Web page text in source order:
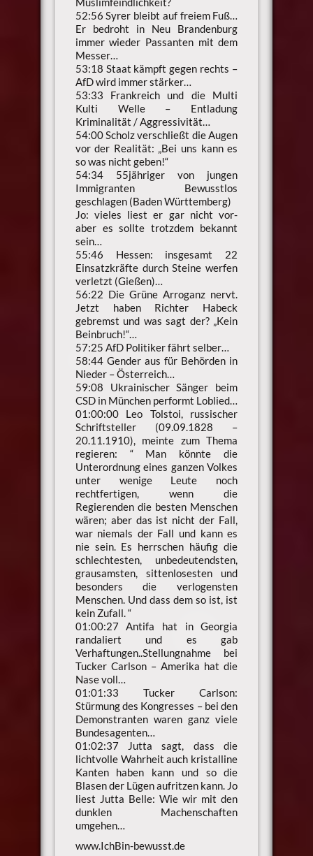
52:56 Syrer bleibt auf freiem Fuß…
Er bedroht in Neu Brandenburg
immer wieder Passanten mit dem
Messer…
53:18 Staat kämpft gegen rechts –
AfD wird immer stärker…
53:33 Frankreich und die Multi
Kulti Welle – Entladung
Kriminalität / Aggressivität…
54:00 Scholz verschließt die Augen
vor der Realität: „Bei uns kann es
so was nicht geben!“
54:34 55jähriger von jungen
Immigranten Bewusstlos
geschlagen (Baden Württemberg)
Jo: vieles liest er gar nicht vor-
aber es sollte trotzdem bekannt
sein…
55:46 Hessen: insgesamt 22
Einsatzkräfte durch Steine werfen
verletzt (Gießen)…
56:22 Die Grüne Arroganz nervt.
Jetzt haben Richter Habeck
gebremst und was sagt der? „Kein
Beinbruch!“…
57:25 AfD Politiker fährt selber…
58:44 Gender aus für Behörden in
Nieder – Österreich…
59:08 Ukrainischer Sänger beim
CSD in München performt Loblied…
01:00:00 Leo Tolstoi, russischer
Schriftsteller (09.09.1828 –
20.11.1910), meinte zum Thema
regieren: “ Man könnte die
Unterordnung eines ganzen Volkes
unter wenige Leute noch
rechtfertigen, wenn die
Regierenden die besten Menschen
wären; aber das ist nicht der Fall,
war niemals der Fall und kann es
nie sein. Es herrschen häufig die
schlechtesten, unbedeutendsten,
grausamsten, sittenlosesten und
besonders die verlogensten
Menschen. Und dass dem so ist, ist
kein Zufall. “
01:00:27 Antifa hat in Georgia
randaliert und es gab
Verhaftungen..Stellungnahme bei
Tucker Carlson – Amerika hat die
Nase voll…
01:01:33 Tucker Carlson:
Stürmung des Kongresses – bei den
Demonstranten waren ganz viele
Bundesagenten…
01:02:37 Jutta sagt, dass die
lichtvolle Wahrheit auch kristalline
Kanten haben kann und so die
Blasen der Lügen aufritzen kann. Jo
liest Jutta Belle: Wie wir mit den
dunklen Machenschaften
umgehen…
www.IchBin-bewusst.de